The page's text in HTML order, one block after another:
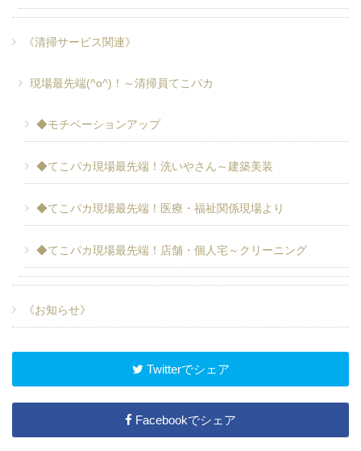
《清掃サービス関連》
現場最先端(^o^)！～清掃員てこパカ
◆モチベーションアップ
◆てこパカ現場最先端！洗いやさん～建築美装
◆てこパカ現場最先端！医療・福祉関係現場より
◆てこパカ現場最先端！店舗・個人宅～クリーニング
《お知らせ》
Twitterでシェア
Facebookでシェア